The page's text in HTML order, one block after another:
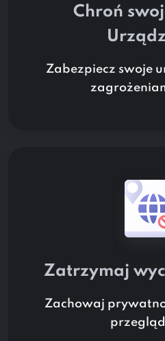
Chroń
Zabezpiecz swoje
Zatrzymaj
Zachowaj